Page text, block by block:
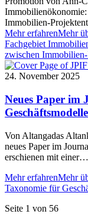
Immobilien-
Mehr erfahrenMehr
Fachgebiet
zwischen
24. November 2025
Neues Paper im
Von Altangadas
neues Paper im
erschienen mit einer…
Mehr erfahrenMehr
Taxonomie für
Seite 1 von 56